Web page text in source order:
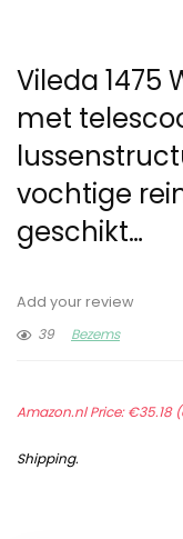
Vileda 1475
met
vochtige
geschikt…
Add your review
39
Bezems
Amazon.nl Price:€35.18
Shipping.